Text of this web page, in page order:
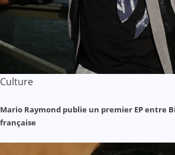
Culture
Mario Raymond publie un premier EP entre
française